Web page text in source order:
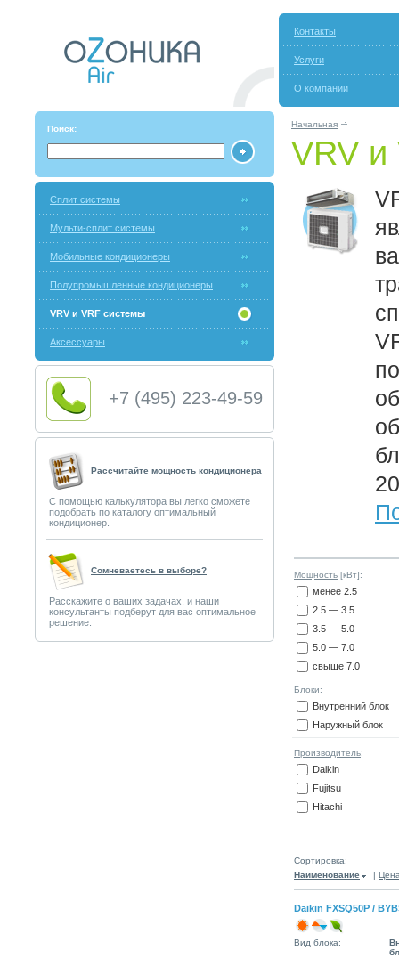
Контакты
Услуги
О компании
Поиск: Начальная
VRV и
Сплит системы
Мульти-сплит системы
Мобильные кондиционеры
Полупромышленные кондиционеры
VRV и VRF системы
Аксессуары
+7 (495) 223-49-59
Рассчитайте мощность кондиционера
С помощью калькулятора вы легко сможете
подобрать по каталогу оптимальный
кондиционер.
Сомневаетесь в выборе?
Расскажите о ваших задачах, и наши
консультанты подберут для вас оптимальное
решение.
Мощность [кВт]:
менее 2.5
2.5 — 3.5
3.5 — 5.0
5.0 — 7.0
свыше 7.0
Блоки:
Внутренний блок
Наружный блок
Производитель:
Daikin
Fujitsu
Hitachi
Сортировка:
Наименование
|
Daikin FXSQ50P /
Вид блока: